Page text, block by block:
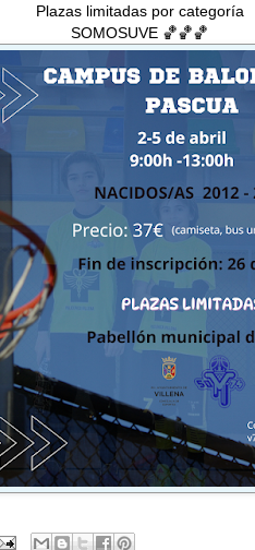
Plazas limitadas por categoría
SOMOSUVE 🏀🏀🏀